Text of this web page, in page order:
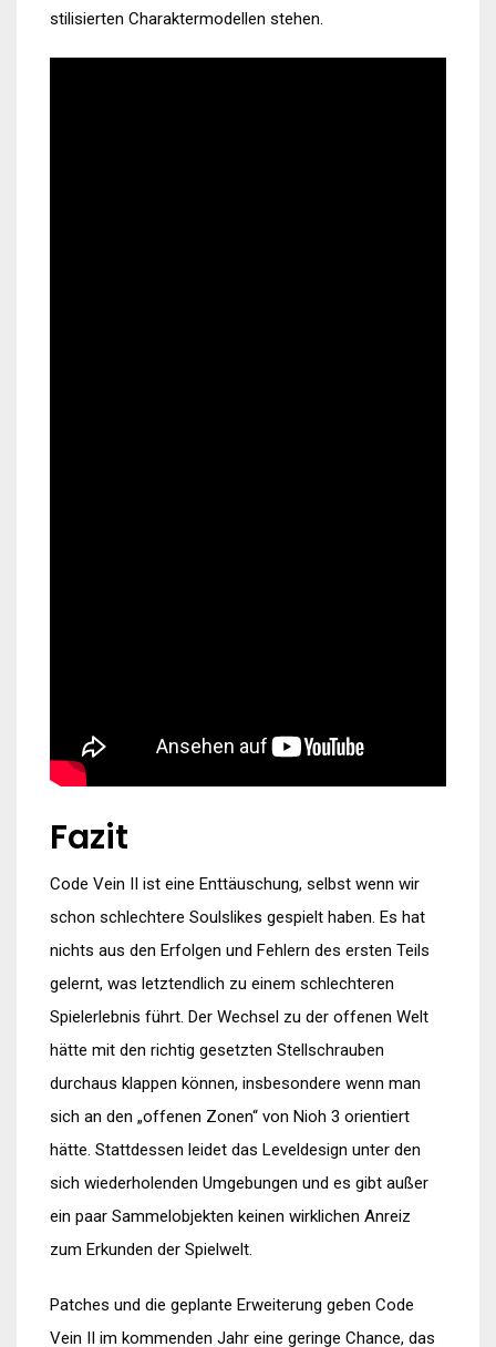
stilisierten Charaktermodellen stehen.
Fazit
Code Vein II ist eine Enttäuschung, selbst wenn wir
schon schlechtere Soulslikes gespielt haben. Es hat
nichts aus den Erfolgen und Fehlern des ersten Teils
gelernt, was letztendlich zu einem schlechteren
Spielerlebnis führt. Der Wechsel zu der offenen Welt
hätte mit den richtig gesetzten Stellschrauben
durchaus klappen können, insbesondere wenn man
sich an den „offenen Zonen“ von Nioh 3 orientiert
hätte. Stattdessen leidet das Leveldesign unter den
sich wiederholenden Umgebungen und es gibt außer
ein paar Sammelobjekten keinen wirklichen Anreiz
zum Erkunden der Spielwelt.
Patches und die geplante Erweiterung geben Code
Vein II im kommenden Jahr eine geringe Chance, das